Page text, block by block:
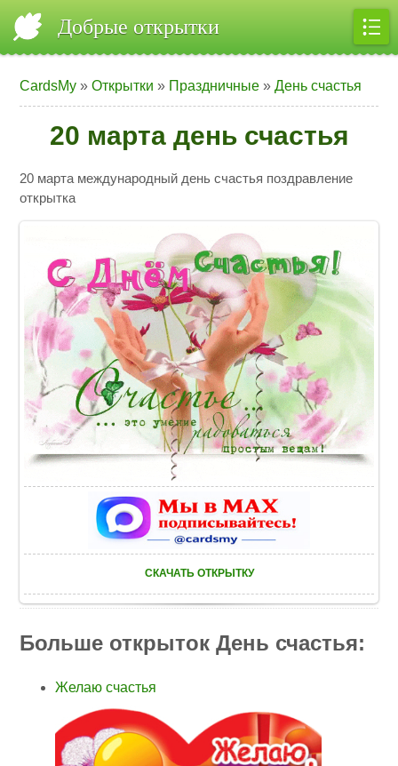
Добрые открытки
CardsMy »Открытки » Праздничные »День счастья
20 марта день счастья
20 марта международный день счастья поздравление
открытка
СКАЧАТЬ ОТКРЫТКУ
Больше открыток День счастья:
Желаю счастья